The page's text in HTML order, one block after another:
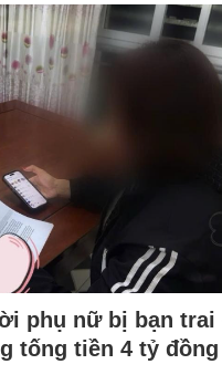
phụ nữ bị bạn trai
tống tiền 4 tỷ đồng